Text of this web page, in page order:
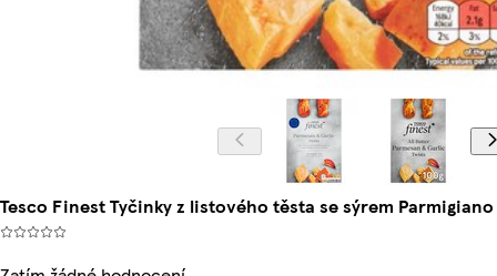
Tesco Finest Tyčinky z listového těsta se sýrem Parmigiano